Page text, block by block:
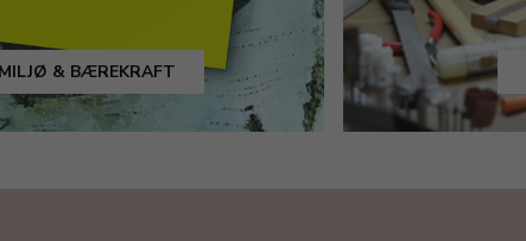
MILJØ & BÆREKRAFT